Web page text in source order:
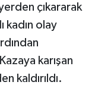
çıkararak
kadın olay
karışan
kaldırıldı.